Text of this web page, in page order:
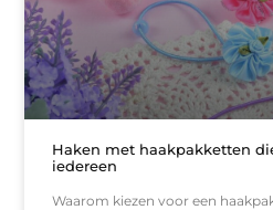
Haken met haakpakketten
iedereen
Waarom kiezen voor een